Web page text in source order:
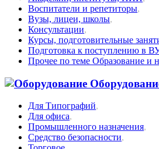
Воспитатели и репетиторы,
Вузы, лицеи, школы,
Консультации,
Курсы, подготовительные
Подготовка к поступлению в
Прочее по теме Образование и
Для Типографий,
Для офиса,
Промышленного назначения,
Средство безопасности,